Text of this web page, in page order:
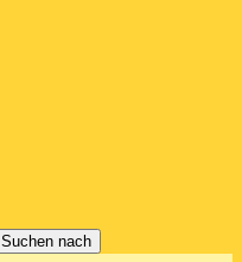
Suchen nach